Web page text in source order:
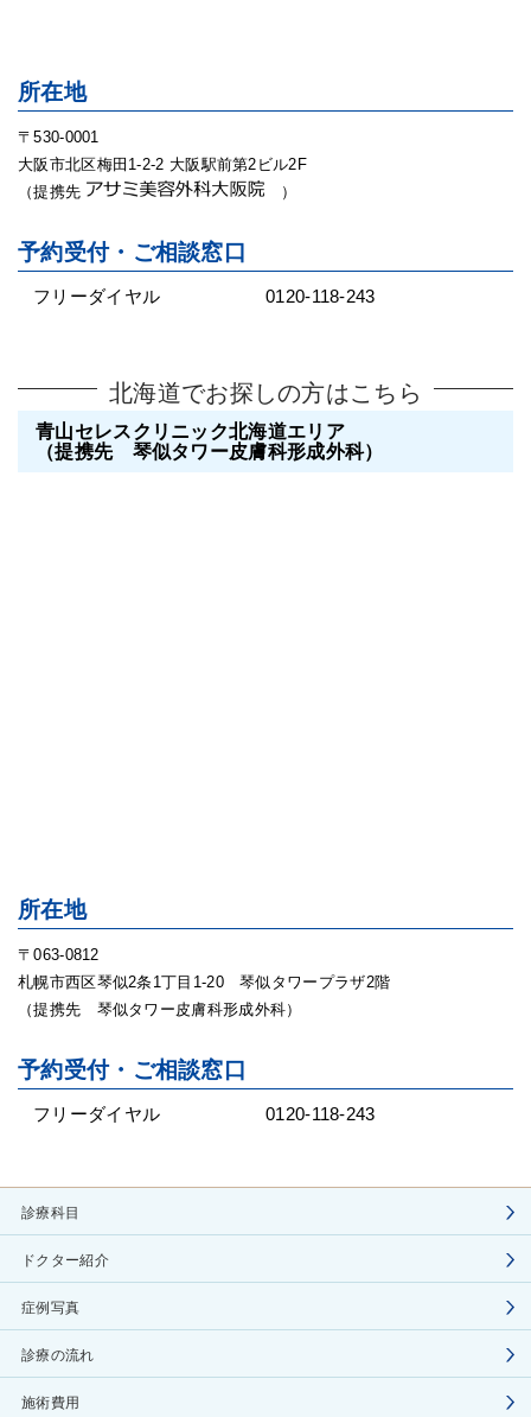
所在地
〒530-0001
大阪市北区梅田1-2-2 大阪駅前第2ビル2F
（提携先
）
予約受付・ご相談窓口
フリーダイヤル 0120-118-243
北海道でお探しの方はこちら
青山セレスクリニック北海道エリア
（提携先 琴似タワー皮膚科形成外科）
所在地
〒063-0812
札幌市西区琴似2条1丁目1-20 琴似タワープラザ2階
（提携先 琴似タワー皮膚科形成外科）
予約受付・ご相談窓口
フリーダイヤル 0120-118-243
診療科目
ドクター紹介
症例写真
診療の流れ
施術費用